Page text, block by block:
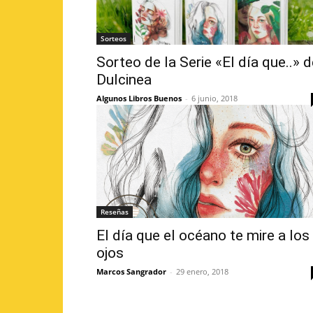
Sorteos
Sorteo de la Serie «El día que..»
Dulcinea
Algunos Libros Buenos - 6 junio, 2018
Reseñas
El día que el océano te mire a los
ojos
Marcos Sangrador - 29 enero, 2018